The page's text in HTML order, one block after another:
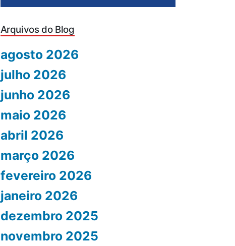
Arquivos do Blog
agosto 2026
julho 2026
junho 2026
maio 2026
abril 2026
março 2026
fevereiro 2026
janeiro 2026
dezembro 2025
novembro 2025